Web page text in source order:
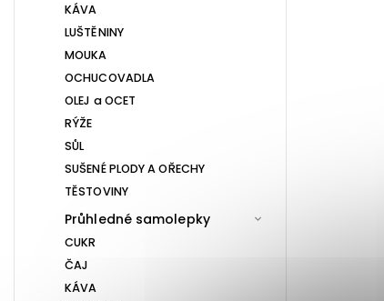
KÁVA
LUŠTĚNINY
MOUKA
OCHUCOVADLA
OLEJ a OCET
RÝŽE
SŮL
SUŠENÉ PLODY A OŘECHY
TĚSTOVINY
Průhledné samolepky
CUKR
ČAJ
KÁVA